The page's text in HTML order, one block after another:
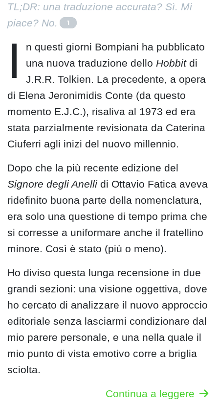
TL;DR: una traduzione accurata? Sì. Mi
piace? No.
1
I
n questi giorni Bompiani ha pubblicato
una nuova traduzione dello Hobbitdi
J.R.R. Tolkien. La precedente, a opera
di Elena Jeronimidis Conte (da questo
momento E.J.C.), risaliva al 1973 ed era
stata parzialmente revisionata da Caterina
Ciuferri agli inizi del nuovo millennio.
Dopo che la più recente edizione del
Signore degli Anelli di Ottavio Fatica aveva
ridefinito buona parte della nomenclatura,
era solo una questione di tempo prima che
si corresse a uniformare anche il fratellino
minore. Così è stato (più o meno).
Ho diviso questa lunga recensione in due
grandi sezioni: una visione oggettiva, dove
ho cercato di analizzare il nuovo approccio
editoriale senza lasciarmi condizionare dal
mio parere personale, e una nella quale il
mio punto di vista emotivo corre a briglia
sciolta.
Continua a leggere